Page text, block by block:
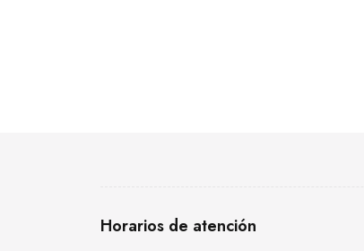
Horarios de atención